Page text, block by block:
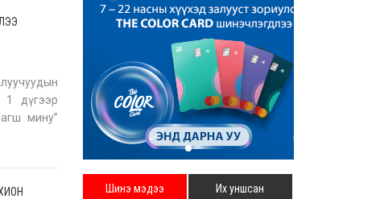
1 дүгээр
мину”
Шинэ мэдээ Их уншсан